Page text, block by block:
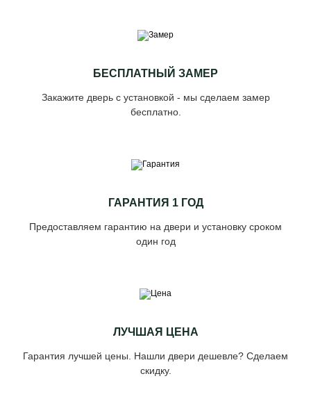
БЕСПЛАТНЫЙ ЗАМЕР
Закажите дверь с установкой - мы сделаем замер
бесплатно.
ГАРАНТИЯ 1 ГОД
Предоставляем гарантию на двери и установку сроком
один год
ЛУЧШАЯ ЦЕНА
Гарантия лучшей цены. Нашли двери дешевле? Сделаем
скидку.